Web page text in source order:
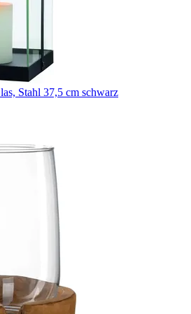
Stahl 37,5 cm schwarz